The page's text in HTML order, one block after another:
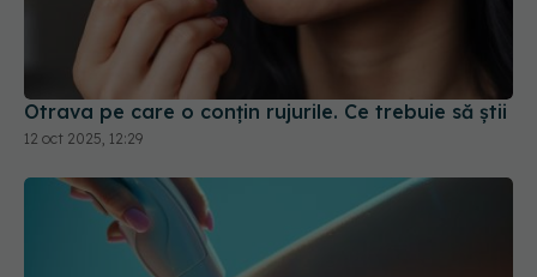
Otrava pe care o conțin rujurile. Ce trebuie să știi
12 oct 2025, 12:29